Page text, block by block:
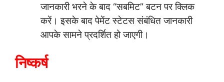
जानकारी भरने के बाद “सबमिट” बटन पर क्लिक
करें। इसके बाद पेमेंट स्टेटस संबंधित जानकारी
आपके सामने प्रदर्शित हो जाएगी।
निष्कर्ष